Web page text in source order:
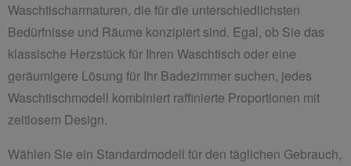
Waschtischarmaturen, die für die unterschiedlichsten
Bedürfnisse und Räume konzipiert sind. Egal, ob Sie das
klassische Herzstück für Ihren Waschtisch oder eine
geräumigere Lösung für Ihr Badezimmer suchen, jedes
Waschtischmodell kombiniert raffinierte Proportionen mit
zeitlosem Design.
Wählen Sie ein Standardmodell für den täglichen Gebrauch,